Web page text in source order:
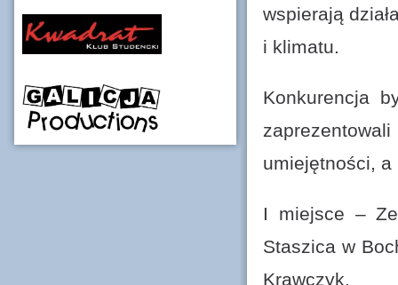
wspierają
i klimatu.
Konkurencja
umiejętności, a
I miejsce –
Staszica w
Krawczyk.